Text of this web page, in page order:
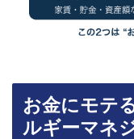
お金にモテ
ルギーマネ